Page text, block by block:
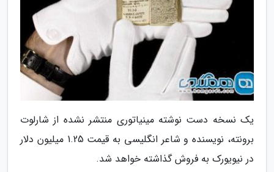
یک نسخه دست نوشته مینیاتوری منتشر نشده از شارلوت
برونته، نویسنده و شاعر انگلیسی به قیمت 1.25 میلیون دلار
در نیویورک به فروش گذاشته خواهد شد.